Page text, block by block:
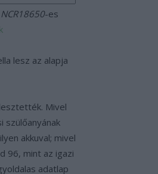
NCR18650-es
lesz az alapja
Mivel
szülőanyának
akkuval; mivel
96, mint az igazi
adatlap